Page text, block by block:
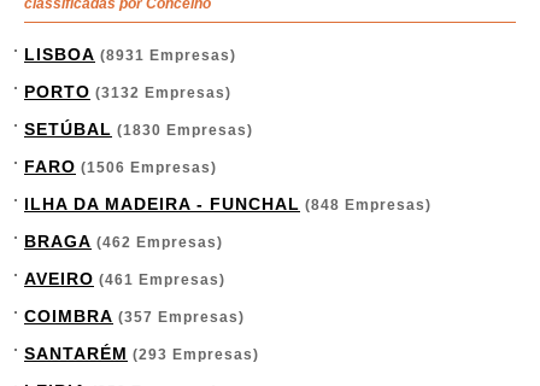
classificadas por Concelho
LISBOA (8931 Empresas)
PORTO (3132 Empresas)
SETÚBAL (1830 Empresas)
FARO (1506 Empresas)
ILHA DA MADEIRA - FUNCHAL (848 Empresas)
BRAGA (462 Empresas)
AVEIRO (461 Empresas)
COIMBRA (357 Empresas)
SANTARÉM (293 Empresas)